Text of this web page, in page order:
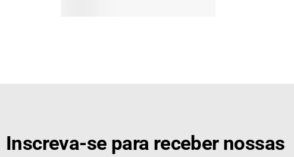
Inscreva-se para receber nossas